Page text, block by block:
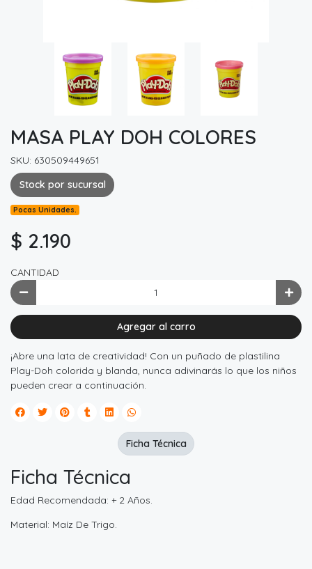
MASA PLAY DOH COLORES
SKU: 630509449651
Stock por sucursal
Pocas Unidades.
$ 2.190
CANTIDAD
Agregar al carro
¡Abre una lata de creatividad! Con un puñado de plastilina
Play-Doh colorida y blanda, nunca adivinarás lo que los niños
pueden crear a continuación.
Ficha Técnica
Edad Recomendada: + 2 Años.
Material: Maíz De Trigo.
Ficha Técnica